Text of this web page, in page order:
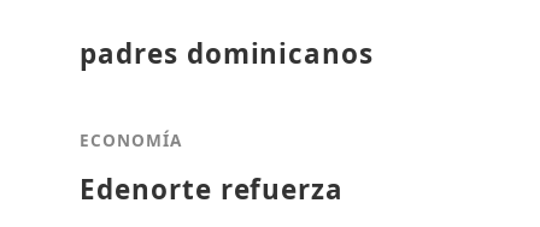
padres dominicanos
ECONOMÍA
Edenorte refuerza